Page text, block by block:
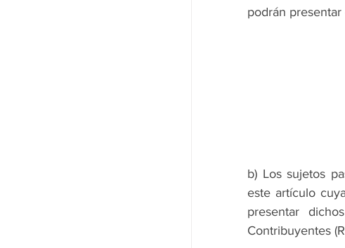
podrán
b) Los sujetos
este artículo
presentar
Contribuyentes